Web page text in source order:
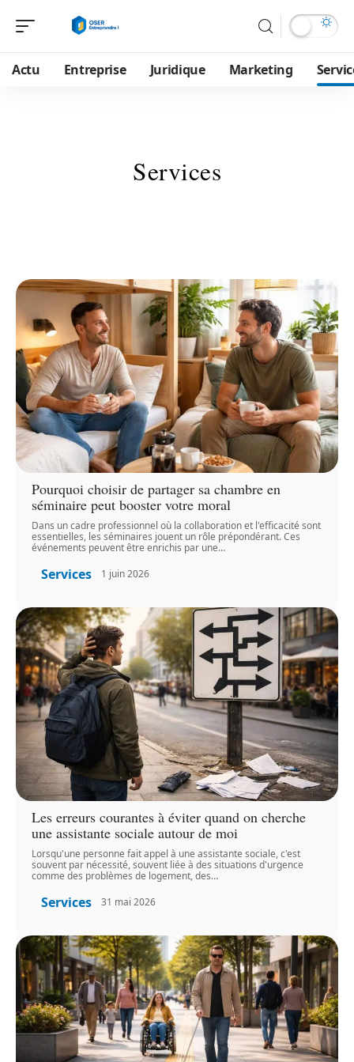
Actu Entreprise Juridique Marketing
Services
Pourquoi choisir de partager sa chambre en
séminaire peut booster votre moral
Dans un cadre professionnel où la collaboration et l'efficacité sont
essentielles, les séminaires jouent un rôle prépondérant. Ces
événements peuvent être enrichis par une…
Services 1 juin 2026
Les erreurs courantes à éviter quand on cherche
une assistante sociale autour de moi
Lorsqu'une personne fait appel à une assistante sociale, c'est
souvent par nécessité, souvent liée à des situations d'urgence
comme des problèmes de logement, des…
Services 31 mai 2026